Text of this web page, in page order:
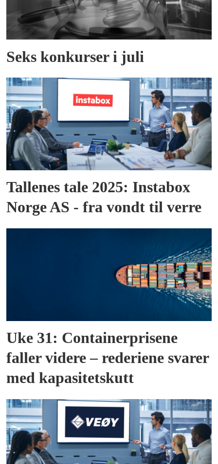
Seks konkurser i juli
Tallenes tale 2025: Instabox
Norge AS - fra vondt til verre
Uke 31: Containerprisene
faller videre – rederiene svarer
med kapasitetskutt